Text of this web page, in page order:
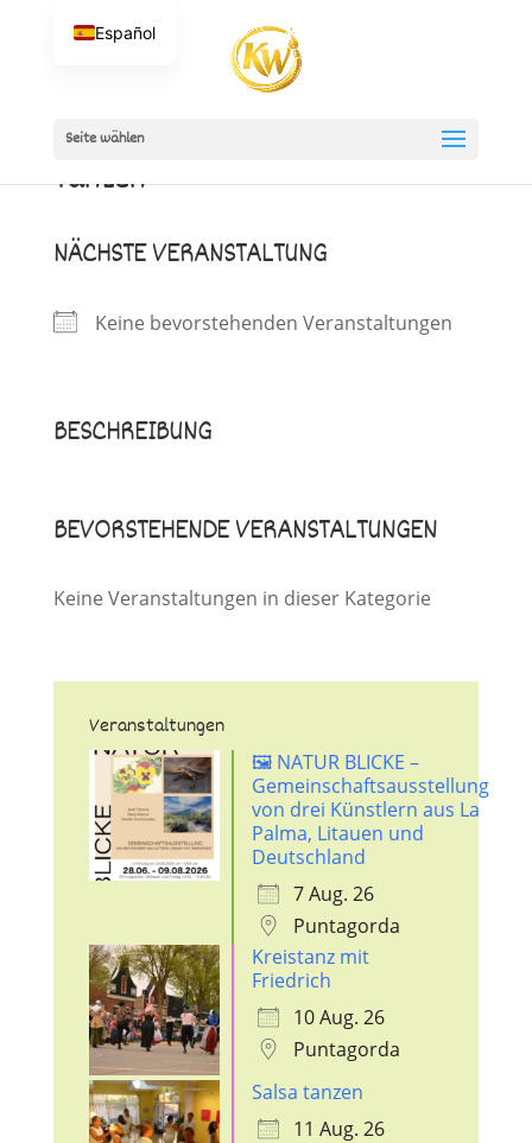
Seite wählen
Tanzen
NÄCHSTE VERANSTALTUNG
Keine bevorstehenden Veranstaltungen
BESCHREIBUNG
BEVORSTEHENDE VERANSTALTUNGEN
Keine Veranstaltungen in dieser Kategorie
Veranstaltungen
🖼️ NATUR BLICKE –
Gemeinschaftsausstellung
von drei Künstlern aus La
Palma, Litauen und
Deutschland
7 Aug. 26
Puntagorda
Kreistanz mit
Friedrich
10 Aug. 26
Puntagorda
Salsa tanzen
11 Aug. 26
Español